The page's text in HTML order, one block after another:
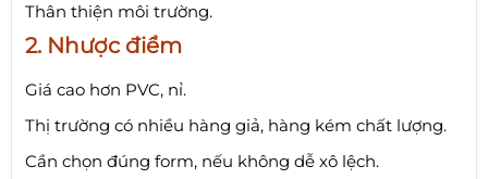
Thân thiện môi trường.
2. Nhược điểm
Giá cao hơn PVC, nỉ.
Thị trường có nhiều hàng giả, hàng kém chất lượng.
Cần chọn đúng form, nếu không dễ xô lệch.